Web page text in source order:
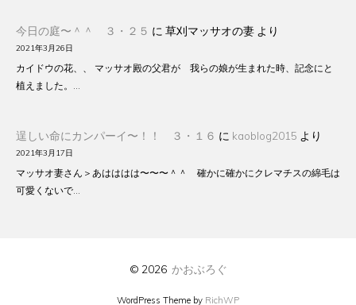
今日の庭〜＾＾ ３・２５ に 草刈マッサオの妻 より
2021年3月26日
カイドウの花、、 マッサオ殿の父君が 我らの娘が生まれた時、記念にと
植えました。…
逞しい命にカンパーイ〜！！ ３・１６ に kaoblog2015 より
2021年3月17日
マッサオ妻さん＞あはははは〜〜〜＾＾ 確かに確かにクレマチスの綿毛は
可愛くないで…
© 2026 かおぶろぐ
WordPress Theme by RichWP